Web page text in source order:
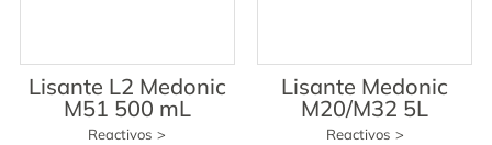
Lisante L2 Medonic
M51 500 mL
Reactivos >
Lisante Medonic
M20/M32 5L
Reactivos >